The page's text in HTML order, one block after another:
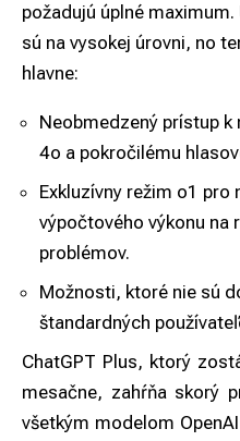
požadujú úplné
sú na vysokej úrovni, no
hlavne:
Neobmedzený prístup k
4o a pokročilému
Exkluzívny režim o1 pro
výpočtového výkonu na
problémov.
Možnosti, ktoré nie sú
štandardných
ChatGPT Plus, ktorý
mesačne, zahŕňa skorý
všetkým modelom